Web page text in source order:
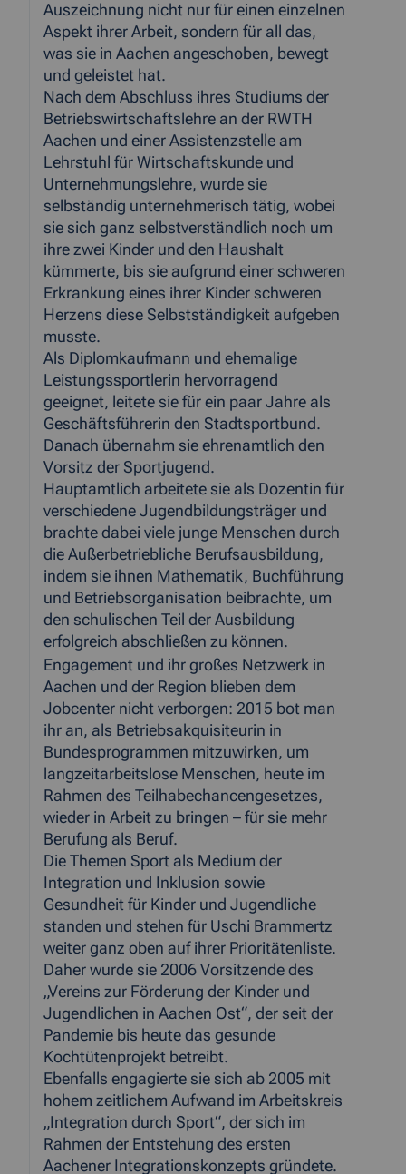
Auszeichnung nicht nur für einen einzelnen
Aspekt ihrer Arbeit, sondern für all das,
was sie in Aachen angeschoben, bewegt
und geleistet hat.
Nach dem Abschluss ihres Studiums der
Betriebswirtschaftslehre an der RWTH
Aachen und einer Assistenzstelle am
Lehrstuhl für Wirtschaftskunde und
Unternehmungslehre, wurde sie
selbständig unternehmerisch tätig, wobei
sie sich ganz selbstverständlich noch um
ihre zwei Kinder und den Haushalt
kümmerte, bis sie aufgrund einer schweren
Erkrankung eines ihrer Kinder schweren
Herzens diese Selbstständigkeit aufgeben
musste.
Als Diplomkaufmann und ehemalige
Leistungssportlerin hervorragend
geeignet, leitete sie für ein paar Jahre als
Geschäftsführerin den Stadtsportbund.
Danach übernahm sie ehrenamtlich den
Vorsitz der Sportjugend.
Hauptamtlich arbeitete sie als Dozentin für
verschiedene Jugendbildungsträger und
brachte dabei viele junge Menschen durch
die Außerbetriebliche Berufsausbildung,
indem sie ihnen Mathematik, Buchführung
und Betriebsorganisation beibrachte, um
den schulischen Teil der Ausbildung
erfolgreich abschließen zu können.
Engagement und ihr großes Netzwerk in
Aachen und der Region blieben dem
Jobcenter nicht verborgen: 2015 bot man
ihr an, als Betriebsakquisiteurin in
Bundesprogrammen mitzuwirken, um
langzeitarbeitslose Menschen, heute im
Rahmen des Teilhabechancengesetzes,
wieder in Arbeit zu bringen – für sie mehr
Berufung als Beruf.
Die Themen Sport als Medium der
Integration und Inklusion sowie
Gesundheit für Kinder und Jugendliche
standen und stehen für Uschi Brammertz
weiter ganz oben auf ihrer Prioritätenliste.
Daher wurde sie 2006 Vorsitzende des
„Vereins zur Förderung der Kinder und
Jugendlichen in Aachen Ost“, der seit der
Pandemie bis heute das gesunde
Kochtütenprojekt betreibt.
Ebenfalls engagierte sie sich ab 2005 mit
hohem zeitlichem Aufwand im Arbeitskreis
„Integration durch Sport“, der sich im
Rahmen der Entstehung des ersten
Aachener Integrationskonzepts gründete.